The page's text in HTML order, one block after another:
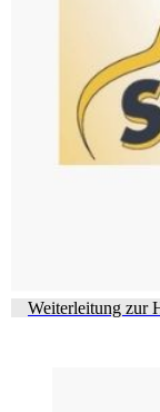
Weiterleitung zur